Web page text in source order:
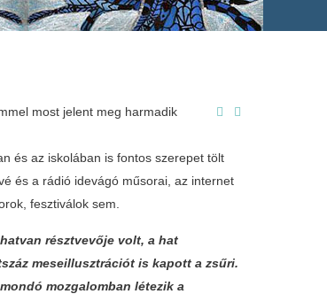
most jelent meg harmadik
és az iskolában is fontos szerepet tölt
és a rádió idevágó műsorai, az internet
fesztiválok sem.
résztvevője volt, a hat
meseillusztrációt is kapott a zsűri.
mozgalomban létezik a